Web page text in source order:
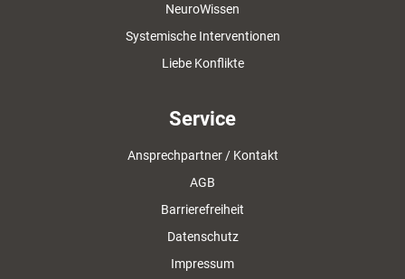
NeuroWissen
Systemische Interventionen
Liebe Konflikte
Service
Ansprechpartner / Kontakt
AGB
Barrierefreiheit
Datenschutz
Impressum